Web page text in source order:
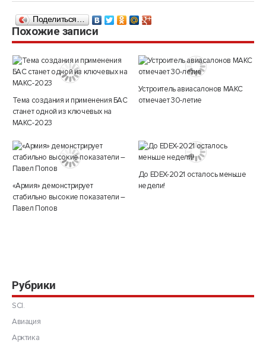
Поделиться…
Похожие записи
Тема создания и применения БАС
станет одной из ключевых на
МАКС-2023
Устроитель авиасалонов МАКС
отмечает 30-летие
«Армия» демонстрирует
стабильно высокие показатели –
Павел Попов
До EDEX-2021 осталось меньше
недели!
Рубрики
SCI.
Авиация
Арктика